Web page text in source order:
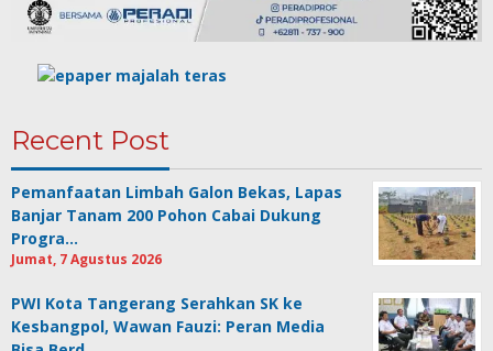
Recent Post
Pemanfaatan Limbah Galon Bekas, Lapas
Banjar Tanam 200 Pohon Cabai Dukung
Progra…
Jumat, 7 Agustus 2026
PWI Kota Tangerang Serahkan SK ke
Kesbangpol, Wawan Fauzi: Peran Media